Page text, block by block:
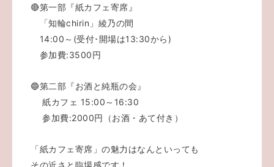
🔴第一部『紙カフェ寄席』
「知輪chirin」綾乃の間
14:00～(受付･開場は13:30から)
参加費:3500円
🔵第二部『お酒と純瓶の会』
紙カフェ 15:00～16:30
参加費:2000円（お酒・あて付き）
「紙カフェ寄席」の魅力はなんといっても
その近さと臨場感です！